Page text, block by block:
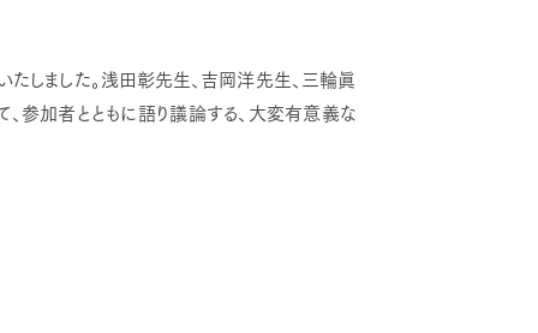
たしました。浅田彰先生、吉岡洋先生、三輪眞
参加者とともに語り議論する、大変有意義な